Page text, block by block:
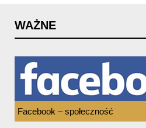
WAŻNE
Facebook – społeczność